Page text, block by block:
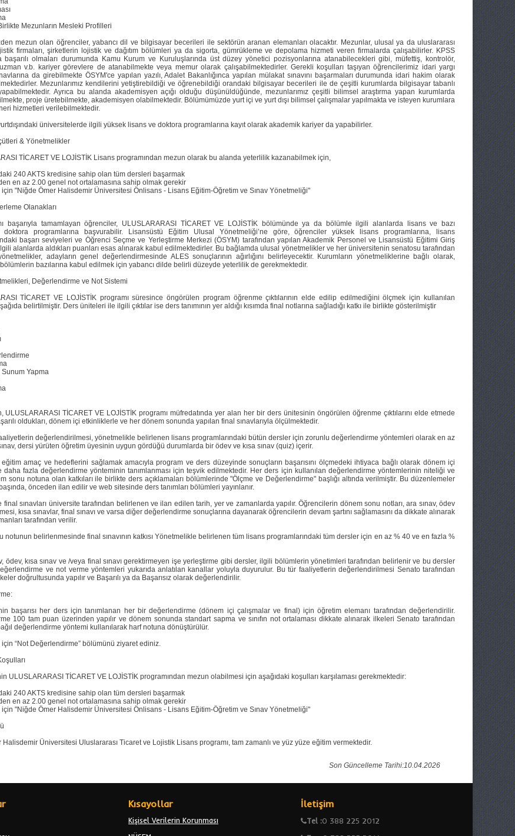
Mezunların Mesleki Profilleri
mezun olan öğrenciler, yabancı dil ve bilgisayar becerileri ile sektörün aranan elemanları olacaktır. Mezunlar, ulusal ya da uluslararası
firmaları, şirketlerin lojistik ve dağıtım bölümleri ya da sigorta, gümrükleme ve depolama hizmeti veren firmalarda çalışabilirler. KPSS
başarılı olmaları durumunda Kamu Kurum ve Kuruluşlarında üst düzey yönetici pozisyonlarına atanabilecekleri gibi, müfettiş, kontrolör,
v.b. kariyer görevlere de atanabilmekte veya memur olarak çalışabilmektedirler. Gerekli koşulları taşıyan öğrencilerimiz idari yargı
da girebilmekte ÖSYM'ce yapılan yazılı, Adalet Bakanlığınca yapılan mülakat sınavını başarmaları durumunda idari hakim olarak
Mezunlarımız kendilerini yetiştirebildiği ve öğrenebildiği orandaki bilgisayar becerileri ile de çeşitli kurumlarda bilgisayar tabanlı
Ayrıca bu alanda akademisyen açığı olduğu düşünüldüğünde, mezunlarımız çeşitli bilimsel araştırma yapan kurumlarda
proje üretebilmekte, akademisyen olabilmektedir. Bölümümüzde yurt içi ve yurt dışı bilimsel çalışmalar yapılmakta ve isteyen kurumlara
hizmetleri verilebilmektedir.
üniversitelerde ilgili yüksek lisans ve doktora programlarına kayıt olarak akademik kariyer da yapabilirler.
& Yönetmelikler
TİCARET VE LOJİSTİK Lisans programından mezun olarak bu alanda yeterlilik kazanabilmek için,
240 AKTS kredisine sahip olan tüm dersleri başarmak
en az 2.00 genel not ortalamasına sahip olmak gerekir
için "Niğde Ömer Halisdemir Üniversitesi Önlisans - Lisans Eğitim-Öğretim ve Sınav Yönetmeliği"
Olanakları
başarıyla tamamlayan öğrenciler, ULUSLARARASI TİCARET VE LOJİSTİK bölümünde ya da bölümle ilgili alanlarda lisans ve bazı
doktora programlarına başvurabilir. Lisansüstü Eğitim Ulusal Yönetmeliği’ne göre, öğrenciler yüksek lisans programlarına, lisans
başarı seviyeleri ve Öğrenci Seçme ve Yerleştirme Merkezi (ÖSYM) tarafından yapılan Akademik Personel ve Lisansüstü Eğitimi Giriş
ilgili alanlarda aldıkları puanları esas alınarak kabul edilmektedirler. Bu bağlamda ulusal yönetmelikler ve her üniversitenin senatosu tarafından
adayların genel değerlendirmesinde ALES sonuçlarının ağırlığını belirleyecektir. Kurumların yönetmeliklerine bağlı olarak,
bazılarına kabul edilmek için yabancı dilde belirli düzeyde yeterlilik de gerekmektedir.
Değerlendirme ve Not Sistemi
TİCARET VE LOJİSTİK programı süresince öngörülen program öğrenme çıktılarının elde edilip edilmediğini ölçmek için kullanılan
belirtilmiştir. Ders üniteleri ile ilgili çıktılar ise ders tanımının yer aldığı kısımda final notlarına sağladığı katkı ile birlikte gösterilmiştir
Yapma
ULUSLARARASI TİCARET VE LOJİSTİK programı müfredatında yer alan her bir ders ünitesinin öngörülen öğrenme çıktılarını elde etmede
oldukları, dönem içi etkinliklerle ve her dönem sonunda yapılan final sınavlarıyla ölçülmektedir.
değerlendirilmesi, yönetmelikle belirlenen lisans programlarındaki bütün dersler için zorunlu değerlendirme yöntemleri olarak en az
dersi yürüten öğretim üyesinin uygun gördüğü durumlarda bir ödev ve kısa sınav (quiz) içerir.
eğitim amaç ve hedeflerini sağlamak amacıyla program ve ders düzeyinde sonuçların başarısını ölçmedeki ihtiyaca bağlı olarak dönem içi
daha fazla değerlendirme yönteminin tanımlanması için teşvik edilmektedir. Her ders için kullanılan değerlendirme yöntemlerinin niteliği ve
sonu notuna olan katkıları ile birlikte ders açıklamaları bölümlerinde "Ölçme ve Değerlendirme" başlığı altında verilmiştir. Bu düzenlemeler
önceden ilan edilir ve web sitesinde ders tanımları bölümleri yayınlanır.
final sınavları üniversite tarafından belirlenen ve ilan edilen tarih, yer ve zamanlarda yapılır. Öğrencilerin dönem sonu notları, ara sınav, ödev
kısa sınavlar, final sınavı ve varsa diğer değerlendirme sonuçlarına dayanarak öğrencilerin devam şartını sağlamasını da dikkate alınarak
tarafından verilir.
notunun belirlenmesinde final sınavının katkısı Yönetmelikle belirlenen tüm lisans programlarındaki tüm dersler için en az % 40 ve en fazla %
ödev, kısa sınav ve /veya final sınavı gerektirmeyen işe yerleştirme gibi dersler, ilgili bölümlerin yönetimleri tarafından belirlenir ve bu dersler
ve not verme yöntemleri yukarıda anlatılan kanallar yoluyla duyurulur. Bu tür faaliyetlerin değerlendirilmesi Senato tarafından
doğrultusunda yapılır ve Başarılı ya da Başarısız olarak değerlendirilir.
başarısı her ders için tanımlanan her bir değerlendirme (dönem içi çalışmalar ve final) için öğretim elemanı tarafından değerlendirilir.
100 tam puan üzerinden yapılır ve dönem sonunda standart sapma ve sınıfın not ortalaması dikkate alınarak ilkeleri Senato tarafından
değerlendirme yöntemi kullanılarak harf notuna dönüştürülür.
için “Not Değerlendirme” bölümünü ziyaret ediniz.
ULUSLARARASI TİCARET VE LOJİSTİK programından mezun olabilmesi için aşağıdaki koşulları karşılaması gerekmektedir:
240 AKTS kredisine sahip olan tüm dersleri başarmak
en az 2.00 genel not ortalamasına sahip olmak gerekir
için "Niğde Ömer Halisdemir Üniversitesi Önlisans - Lisans Eğitim-Öğretim ve Sınav Yönetmeliği"
Halisdemir Üniversitesi Uluslararası Ticaret ve Lojistik Lisans programı, tam zamanlı ve yüz yüze eğitim vermektedir.
Son Güncelleme Tarihi:10.04.2026
Kısayollar
Kişisel Verilerin Korunması
İletişim
Tel :0 388 225 2012